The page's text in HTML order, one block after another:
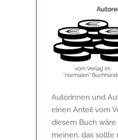
Autorinnen und
einen Anteil vom
diesem Buch
meinen, das sollte